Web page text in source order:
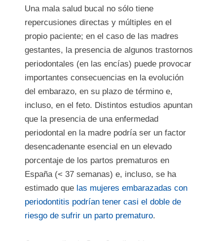
Una mala salud bucal no sólo tiene
repercusiones directas y múltiples en el
propio paciente; en el caso de las madres
gestantes, la presencia de algunos trastornos
periodontales (en las encías) puede provocar
importantes consecuencias en la evolución
del embarazo, en su plazo de término e,
incluso, en el feto. Distintos estudios apuntan
que la presencia de una enfermedad
periodontal en la madre podría ser un factor
desencadenante esencial en un elevado
porcentaje de los partos prematuros en
España (< 37 semanas) e, incluso, se ha
estimado que las mujeres embarazadas con
periodontitis podrían tener casi el doble de
riesgo de sufrir un parto prematuro.